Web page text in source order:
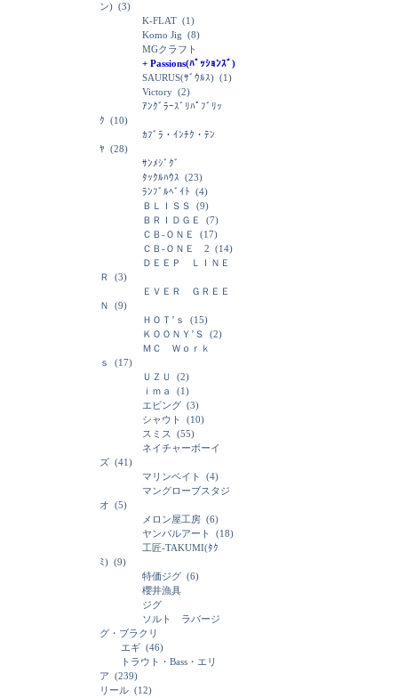
ン) (3)
K-FLAT (1)
Komo Jig (8)
MGクラフト
+ Passions(ﾊﾟｯｼｮﾝｽﾞ)
SAURUS(ｻﾞｳﾙｽ) (1)
Victory (2)
ｱﾝｸﾞﾗｰｽﾞﾘﾊﾟﾌﾞﾘｯ
ｸ (10)
ｶﾌﾞﾗ・ｲﾝﾁｸ・ﾃﾝ
ﾔ (28)
ｻﾝﾒｼﾞｸﾞ
ﾀｯｸﾙﾊｳｽ (23)
ﾗﾝﾌﾞﾙﾍﾞｲﾄ (4)
ＢＬＩＳＳ
(9)
ＢＲＩＤＧＥ
(7)
ＣＢ-ＯＮＥ
(17)
ＣＢ-ＯＮＥ 2 (14)
ＤＥＥＰ ＬＩＮＥ
Ｒ
(3)
ＥＶＥＲ ＧＲＥＥ
Ｎ
(9)
ＨＯＴ’ｓ
(15)
ＫＯＯＮＹ’Ｓ
(2)
ＭＣ Ｗｏｒｋ
ｓ
(17)
ＵＺＵ
(2)
ｉｍａ
(1)
エビング (3)
シャウト
(10)
スミス
(55)
ネイチャーボーイ
ズ (41)
マリンベイト
(4)
マングローブスタジ
オ (5)
メロン屋工房 (6)
ヤンバルアート
(18)
工匠-TAKUMI(ﾀｸ
ﾐ) (9)
特価ジグ (6)
櫻井漁具
ジグ
ソルト ラバージ
グ・ブラクリ
エギ (46)
トラウト・Bass・エリ
ア (239)
リール (12)